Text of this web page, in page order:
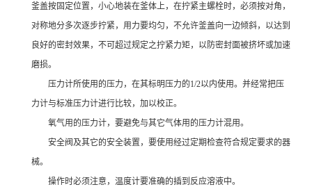
釜盖按固定位置，小心地装在釜体上，在拧紧主螺栓时，必须按对角，
对称地分多次逐步拧紧，用力要均匀，不允许釜盖向一边倾斜，以达到
良好的密封效果，不可超过规定之拧紧力矩，以防密封面被挤坏或加速
磨损。
压力计所使用的压力，在其标明压力的1/2以内使用。并经常把压
力计与标准压力计进行比较，加以校正。
氧气用的压力计，要避免与其它气体用的压力计混用。
安全阀及其它的安全装置，要使用经过定期检查符合规定要求的器
械。
操作时必须注意，温度计要准确的插到反应溶液中。